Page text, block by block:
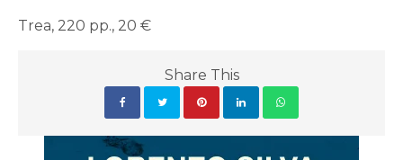
Trea, 220 pp., 20 €
Share This